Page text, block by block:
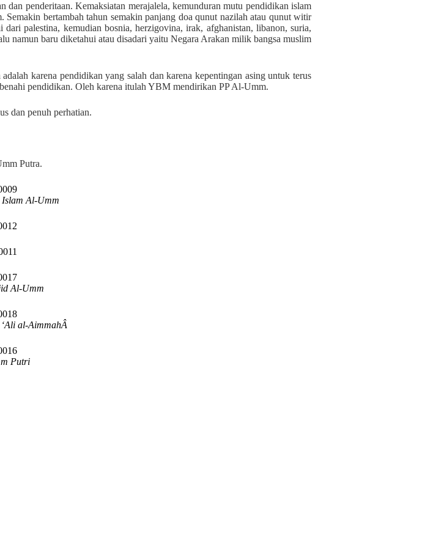
penderitaan. Kemaksiatan merajalela, kemunduran mutu pendidikan islam
Semakin bertambah tahun semakin panjang doa qunut nazilah atau qunut witir
palestina, kemudian bosnia, herzigovina, irak, afghanistan, libanon, suria,
namun baru diketahui atau disadari yaitu Negara Arakan milik bangsa muslim
karena pendidikan yang salah dan karena kepentingan asing untuk terus
pendidikan. Oleh karena itulah YBM mendirikan PP Al-Umm.
dan penuh perhatian.
Putra.
Al-Umm
Al-Umm
al-AimmahÂ
Putri